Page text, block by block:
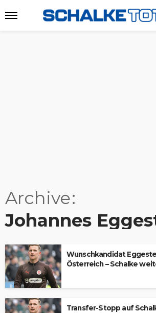
Archive
Johannes
Wunschkandidat
Österreich – Schalke
Transfer-Stopp auf